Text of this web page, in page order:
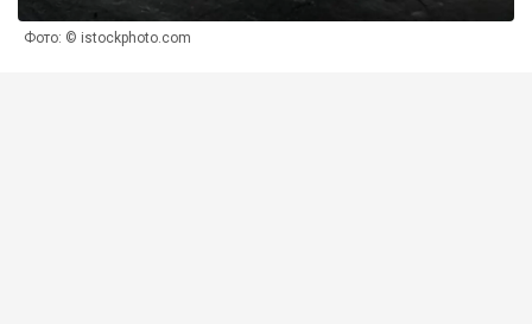
Фото: © istockphoto.com